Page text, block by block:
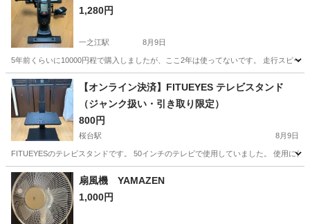
1,280円
一之江駅 8月9日
5年前くらいに10000円程で購入しましたが、ここ2年は使ってないです。 走行スピー
東京 江戸川区 一之江駅 美容家電
【オンライン決済】FITUEYES テレビスタンド
（ジャンク扱い・引き取り限定）
800円
桜台駅 8月9日
FITUEYESのテレビスタンドです。 50インチのテレビで使用していました。 使用に
東京 練馬区 桜台駅
扇風機 YAMAZEN
1,000円